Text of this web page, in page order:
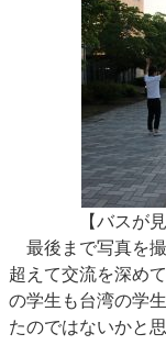
【バスが
最後まで写真を
超えて交流を深め
の学生も台湾の学
たのではないかと思